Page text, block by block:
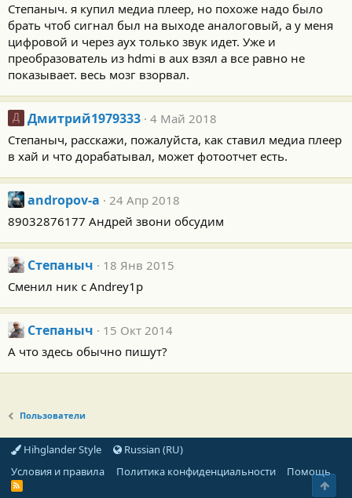
Степаныч. я купил медиа плеер, но похоже надо было
брать чтоб сигнал был на выходе аналоговый, а у меня
цифровой и через аух только звук идет. Уже и
преобразователь из hdmi в aux взял а все равно не
показывает. весь мозг взорвал.
Д Дмитрий1979333 4 Май 2018
Степаныч, расскажи, пожалуйста, как ставил медиа плеер
в хай и что дорабатывал, может фотоотчет есть.
andropov-a
24 Апр 2018
89032876177 Андрей звони обсудим
Степаныч
18 Янв 2015
Сменил ник с Andrey1p
Степаныч
15 Окт 2014
А что здесь обычно пишут?
Пользователи
Hihglander Style
Russian (RU)
Условия и правила
Политика конфиденциальности Помощь
R